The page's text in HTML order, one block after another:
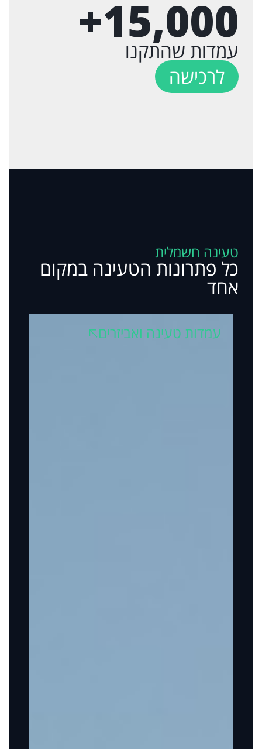
15,000
+
עמדות שהתקנו
לרכישה
טעינה חשמלית
כל פתרונות הטעינה במקום
אחד
עמדות טעינה ואביזרים